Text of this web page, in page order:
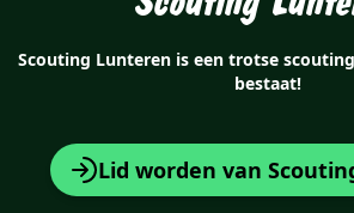
Scouting Lunteren is een trotse
bestaat!
Lid worden van